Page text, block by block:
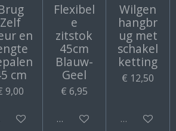
Zelf
en
cm
9,00
details
Flexibel
e
zitstok
45cm
Blauw-
Geel
€ 6,95
Bekijk details
Wilgen
hangbr
ug met
schakel
ketting
€ 12,50
Uitverkocht